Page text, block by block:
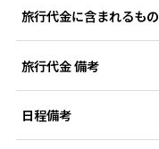
旅行代金に含まれるもの
旅行代金 備考
日程備考